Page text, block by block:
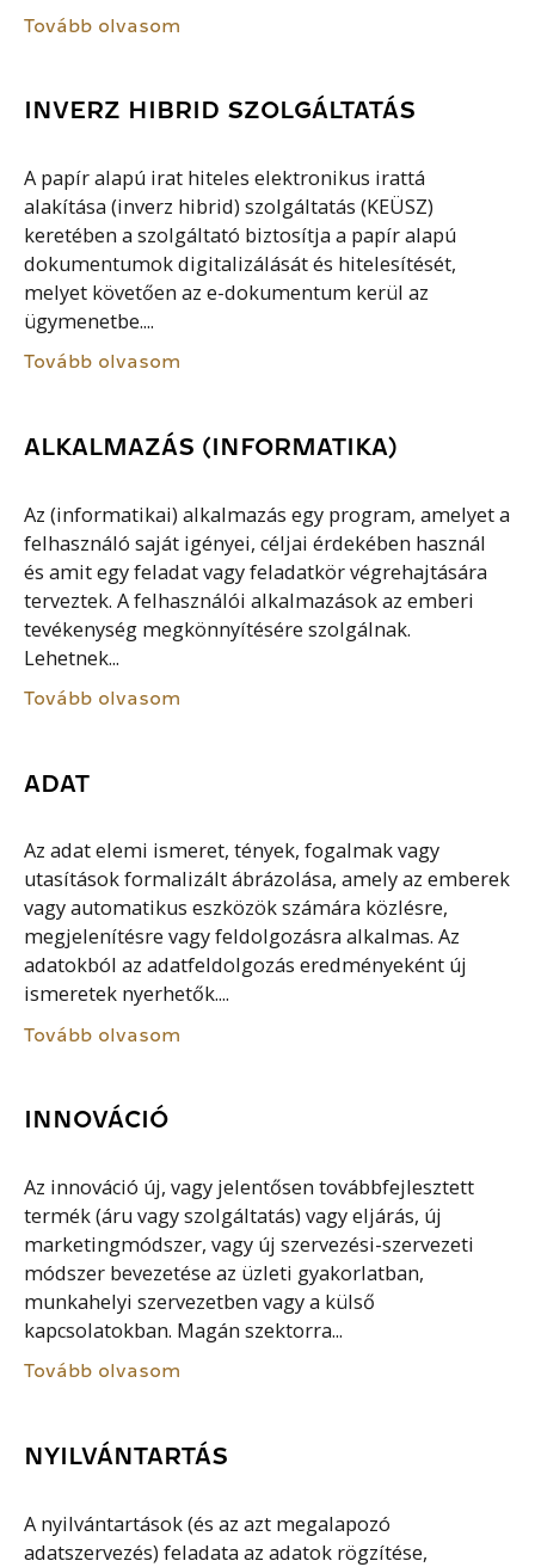
Tovább olvasom
INVERZ HIBRID SZOLGÁLTATÁS
A papír alapú irat hiteles elektronikus irattá
alakítása (inverz hibrid) szolgáltatás (KEÜSZ)
keretében a szolgáltató biztosítja a papír alapú
dokumentumok digitalizálását és hitelesítését,
melyet követően az e-dokumentum kerül az
ügymenetbe....
Tovább olvasom
ALKALMAZÁS (INFORMATIKA)
Az (informatikai) alkalmazás egy program, amelyet a
felhasználó saját igényei, céljai érdekében használ
és amit egy feladat vagy feladatkör végrehajtására
terveztek. A felhasználói alkalmazások az emberi
tevékenység megkönnyítésére szolgálnak.
Lehetnek...
Tovább olvasom
ADAT
Az adat elemi ismeret, tények, fogalmak vagy
utasítások formalizált ábrázolása, amely az emberek
vagy automatikus eszközök számára közlésre,
megjelenítésre vagy feldolgozásra alkalmas. Az
adatokból az adatfeldolgozás eredményeként új
ismeretek nyerhetők....
Tovább olvasom
INNOVÁCIÓ
Az innováció új, vagy jelentősen továbbfejlesztett
termék (áru vagy szolgáltatás) vagy eljárás, új
marketingmódszer, vagy új szervezési-szervezeti
módszer bevezetése az üzleti gyakorlatban,
munkahelyi szervezetben vagy a külső
kapcsolatokban. Magán szektorra...
Tovább olvasom
NYILVÁNTARTÁS
A nyilvántartások (és az azt megalapozó
adatszervezés) feladata az adatok rögzítése,